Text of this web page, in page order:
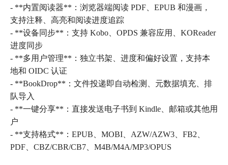
- **内置阅读器**：浏览器端阅读 PDF、EPUB 和漫画，
支持注释、高亮和阅读进度追踪
- **设备同步**：支持 Kobo、OPDS 兼容应用、KOReader
进度同步
- **多用户管理**：独立书架、进度和偏好设置，支持本
地和 OIDC 认证
- **BookDrop**：文件投递即自动检测、元数据填充、排
队导入
- **一键分享**：直接发送电子书到 Kindle、邮箱或其他用
户
- **支持格式**：EPUB、MOBI、AZW/AZW3、FB2、
PDF、CBZ/CBR/CB7、M4B/M4A/MP3/OPUS